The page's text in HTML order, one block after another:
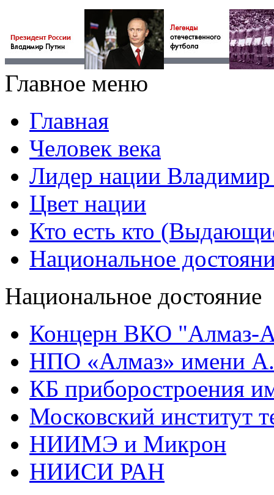
Главное меню
Главная
Человек века
Лидер нации
Цвет нации
Кто есть кто
Национальное
Национальное достояние
Концерн ВКО "Алмаз-
НПО «Алмаз» имени
КБ приборостроения
Московский институт
НИИМЭ и Микрон
НИИСИ РАН